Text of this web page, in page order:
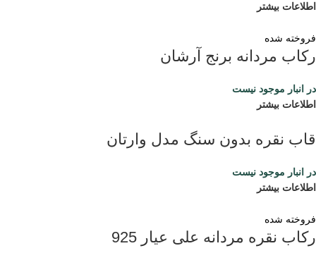
اطلاعات بیشتر
فروخته شده
رکاب مردانه برنج آرشان
در انبار موجود نیست
اطلاعات بیشتر
قاب نقره بدون سنگ مدل وارتان
در انبار موجود نیست
اطلاعات بیشتر
فروخته شده
رکاب نقره مردانه علی عیار 925